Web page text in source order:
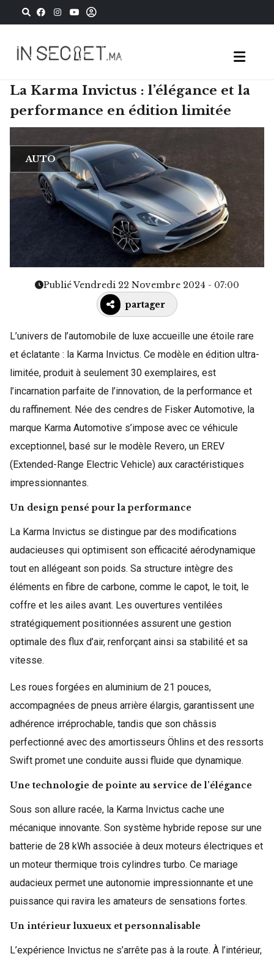
La Karma Invictus : l’élégance et la
performance en édition limitée
AUTO
Publié Vendredi 22 Novembre 2024 - 07:00
partager
L’univers de l’automobile de luxe accueille une étoile rare
et éclatante : la Karma Invictus. Ce modèle en édition ultra-
limitée, produit à seulement 30 exemplaires, est
l’incarnation parfaite de l’innovation, de la performance et
du raffinement. Née des cendres de Fisker Automotive, la
marque Karma Automotive s’impose avec ce véhicule
exceptionnel, basé sur le modèle Revero, un EREV
(Extended-Range Electric Vehicle) aux caractéristiques
impressionnantes.
Un design pensé pour la performance
La Karma Invictus se distingue par des modifications
audacieuses qui optimisent son efficacité aérodynamique
tout en allégeant son poids. Sa structure intègre des
éléments en fibre de carbone, comme le capot, le toit, le
coffre et les ailes avant. Les ouvertures ventilées
stratégiquement positionnées assurent une gestion
optimale des flux d’air, renforçant ainsi sa stabilité et sa
vitesse.
Les roues forgées en aluminium de 21 pouces,
accompagnées de pneus arrière élargis, garantissent une
adhérence irréprochable, tandis que son châssis
perfectionné avec des amortisseurs Öhlins et des ressorts
Swift promet une conduite aussi fluide que dynamique.
Une technologie de pointe au service de l’élégance
Sous son allure racée, la Karma Invictus cache une
mécanique innovante. Son système hybride repose sur une
batterie de 28 kWh associée à deux moteurs électriques et
un moteur thermique trois cylindres turbo. Ce mariage
audacieux permet une autonomie impressionnante et une
puissance qui ravira les amateurs de sensations fortes.
Un intérieur luxueux et personnalisable
L’expérience Invictus ne s’arrête pas à la route. À l’intérieur,